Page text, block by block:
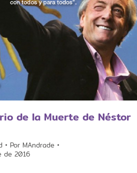
de la Muerte de Néstor
Por MAndrade
de 2016